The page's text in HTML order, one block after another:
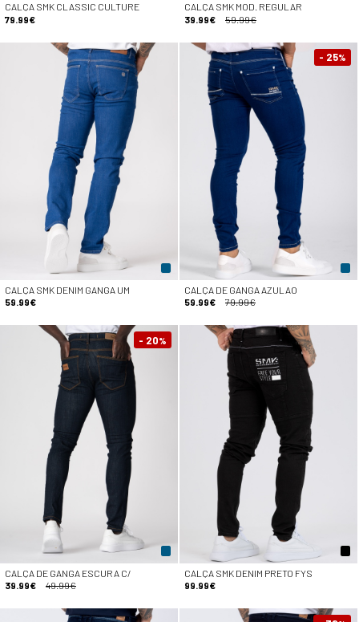
CALÇA SMK CLASSIC CULTURE
79.99€
CALÇA SMK MOD. REGULAR
39.99€
59.99€
CALÇA SMK DENIM GANGA UM
59.99€
- 25%
CALÇA DE GANGA AZULAO
59.99€
79.99€
- 20%
CALÇA DE GANGA ESCURA C/
39.99€
49.99€
CALÇA SMK DENIM PRETO FYS
99.99€